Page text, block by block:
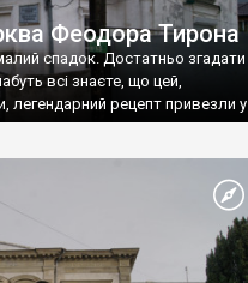
Феодора Тирона
спадок. Достатньо згадати
всі знаєте, що цей,
легендарний рецепт привезли у